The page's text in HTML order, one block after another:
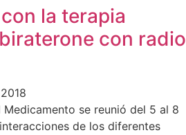
la terapia
con radio
Medicamento se reunió del 5 al 8
de los diferentes